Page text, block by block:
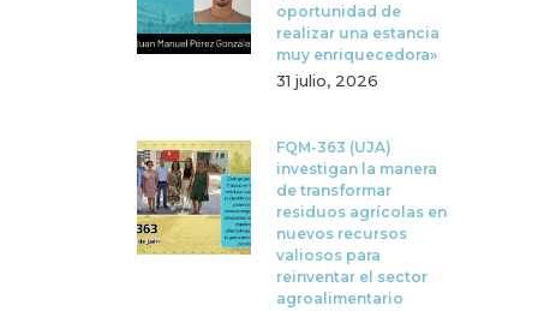
oportunidad de
realizar una estancia
muy enriquecedora»
31 julio, 2026
FQM-363 (UJA)
investigan la manera
de transformar
residuos agrícolas en
nuevos recursos
valiosos para
reinventar el sector
agroalimentario